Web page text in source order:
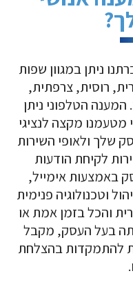
ניתן במגוון שפות
רוסית, צרפתית,
הטלפוני ניתן
מטעמנו מקצה לנציגי
שלך ולאופי השירות
לקיחת הודעות
באמצעות אימייל,
וטכנולוגיה פנימית
והכל בזמן אמת או
בעל העסק, מקבל
להתמקדות בהצלחת